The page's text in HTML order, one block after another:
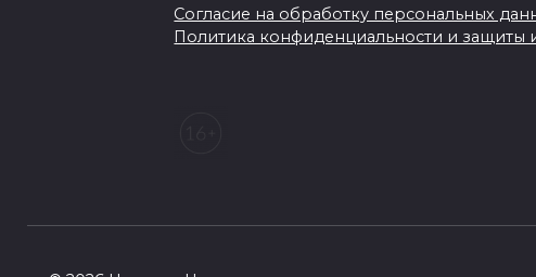
Согласие на обработку персональных
Политика конфиденциальности и защиты